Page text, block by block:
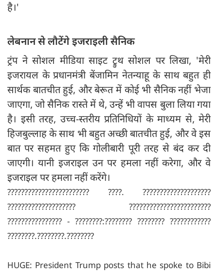
है।'
लेबनान से लौटेंगे इजराइली सैनिक
ट्रंप ने सोशल मीडिया साइट ट्रुथ सोशल पर लिखा, 'मेरी
इजरायल के प्रधानमंत्री बेंजामिन नेतन्याहू के साथ बहुत ही
सार्थक बातचीत हुई, और बेरूत में कोई भी सैनिक नहीं भेजा
जाएगा, जो सैनिक रास्ते में थे, उन्हें भी वापस बुला लिया गया
है। इसी तरह, उच्च-स्तरीय प्रतिनिधियों के माध्यम से, मेरी
हिजबुल्लाह के साथ भी बहुत अच्छी बातचीत हुई, और वे इस
बात पर सहमत हुए कि गोलीबारी पूरी तरह से बंद कर दी
जाएगी। यानी इजराइल उन पर हमला नहीं करेगा, और वे
इजराइल पर हमला नहीं करेंगे।
???????????????????????? ????. ????????????????????
???????????????????? ????????????????????????
???????????????? - ????????:???????? ???????? ????????????
????????.????????.????????
HUGE: President Trump posts that he spoke to Bibi